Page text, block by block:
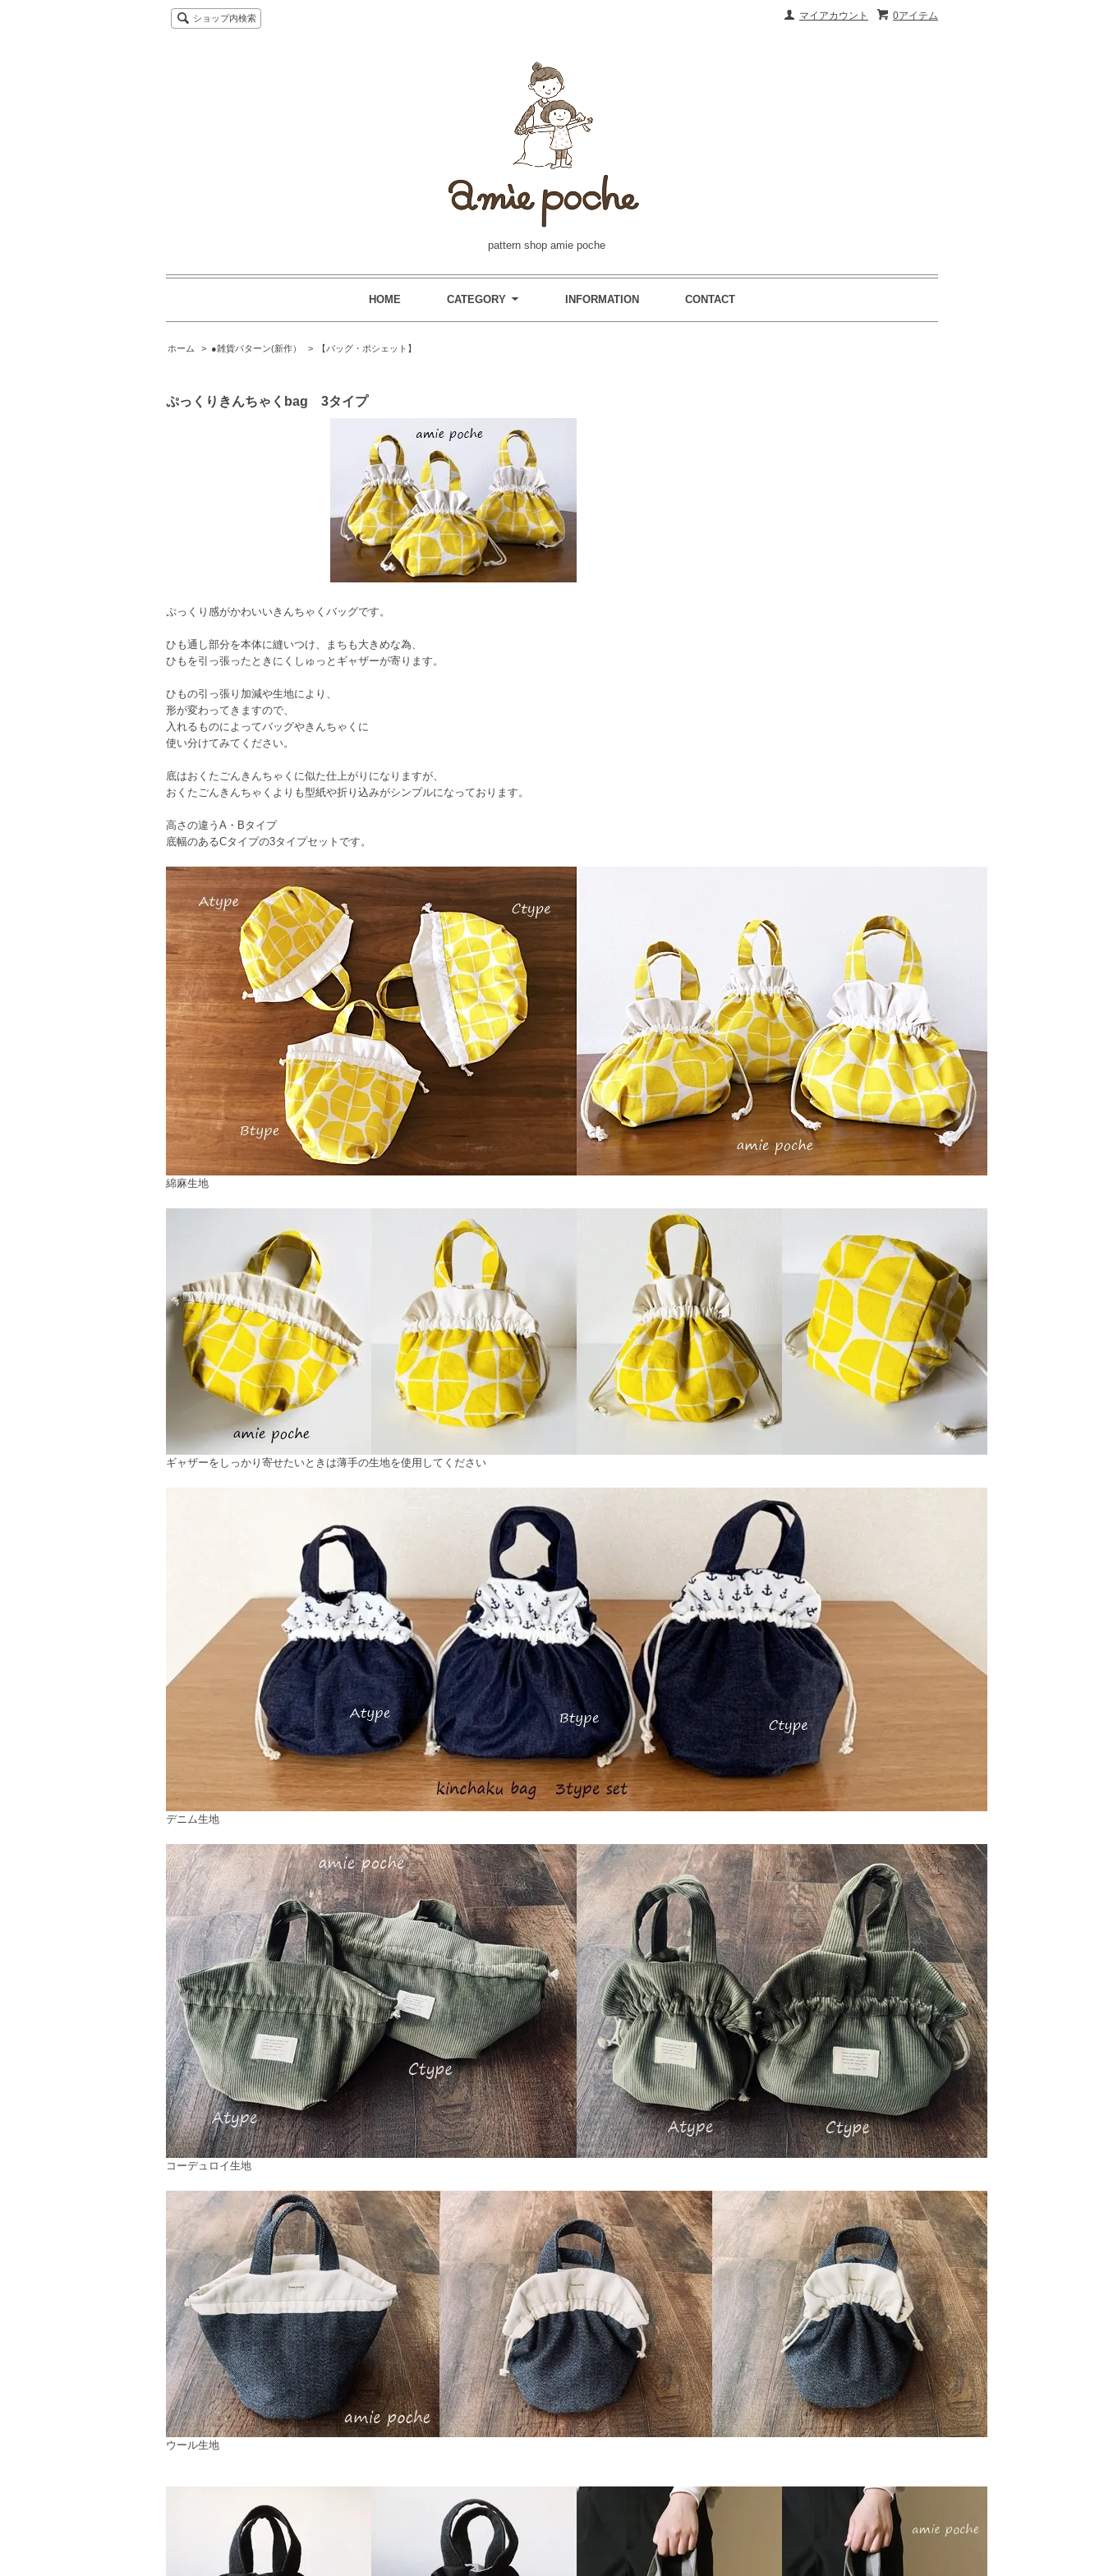
0アイテム
マイアカウント
ショップ内検索
pattern shop amie poche
HOME CATEGORY INFORMATION CONTACT
ホーム > ●雑貨パターン(新作） > 【バッグ・ポシェット】
ぷっくりきんちゃくbag 3タイプ
ぷっくり感がかわいいきんちゃくバッグです。
ひも通し部分を本体に縫いつけ、まちも大きめな為、
ひもを引っ張ったときにくしゅっとギャザーが寄ります。
ひもの引っ張り加減や生地により、
形が変わってきますので、
入れるものによってバッグやきんちゃくに
使い分けてみてください。
底はおくたごんきんちゃくに似た仕上がりになりますが、
おくたごんきんちゃくよりも型紙や折り込みがシンプルになっております。
高さの違うA・Bタイプ
底幅のあるCタイプの3タイプセットです。
綿麻生地
ギャザーをしっかり寄せたいときは薄手の生地を使用してください
デニム生地
コーデュロイ生地
ウール生地